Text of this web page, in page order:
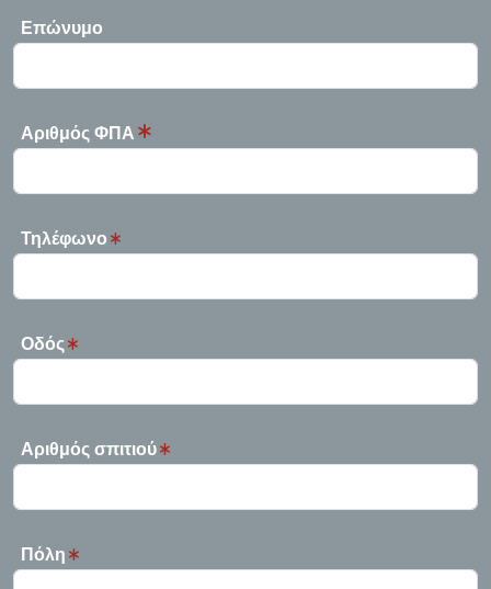
Επώνυμο
Αριθμός ΦΠΑ
Τηλέφωνο
Οδός
Αριθμός σπιτιού
Πόλη